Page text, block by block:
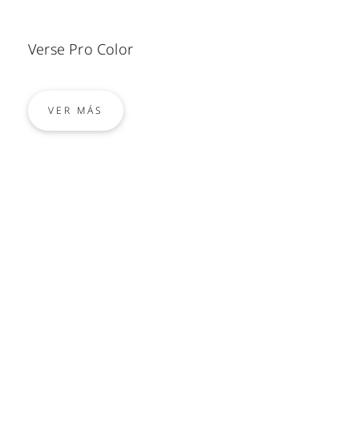
Verse Pro Color
VER MÁS